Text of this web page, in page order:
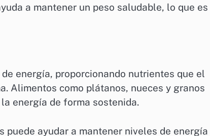
a mantener un peso saludable, lo que es
energía, proporcionando nutrientes que el
Alimentos como plátanos, nueces y granos
energía de forma sostenida.
puede ayudar a mantener niveles de energía